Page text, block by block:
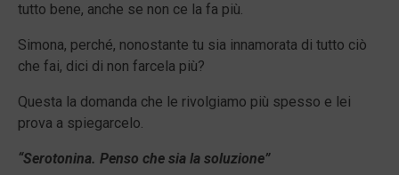
tutto bene, anche se non ce la fa più.
Simona, perché, nonostante tu sia innamorata di tutto ciò
che fai, dici di non farcela più?
Questa la domanda che le rivolgiamo più spesso e lei
prova a spiegarcelo.
“Serotonina. Penso che sia la soluzione”